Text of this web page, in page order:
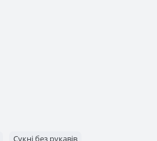
Сукні без рукавів